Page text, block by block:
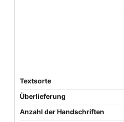
Textsorte
Überlieferung
Anzahl der Handschriften